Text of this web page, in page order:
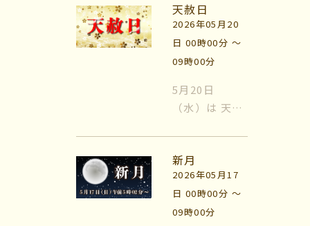
学びの場
は、 実際に青
くは見えませ
んが、 英語の
慣用句「o...
天赦日
2026年05月20
日 00時00分 〜
09時00分
5月20日
（水）は 天赦
/ にち）と
は、 日本の吉
日の中で 「最
上の吉日」と
新月
2026年05月17
日 00時00分 〜
09時00分